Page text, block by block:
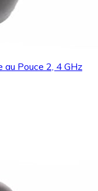
Pouce 2, 4 GHz